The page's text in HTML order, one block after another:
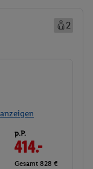
2
p.P.
414.-
Gesamt 828 €